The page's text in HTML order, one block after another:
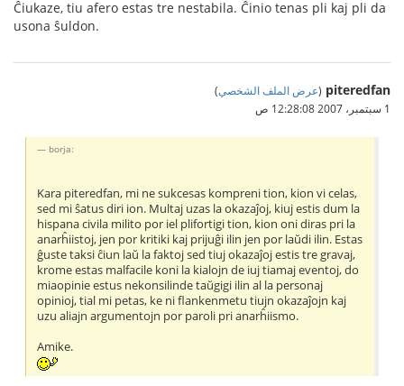
Ĉiukaze, tiu afero estas tre nestabila. Ĉinio tenas pli kaj pli da
usona ŝuldon.
piteredfan
(عرض الملف الشخصي)
1 سبتمبر، 2007 12:28:08 ص
borja:
Kara piteredfan, mi ne sukcesas kompreni tion, kion vi celas,
sed mi ŝatus diri ion. Multaj uzas la okazaĵoj, kiuj estis dum la
hispana civila milito por iel plifortigi tion, kion oni diras pri la
anarĥiistoj, jen por kritiki kaj prijuĝi ilin jen por laŭdi ilin. Estas
ĝuste taksi ĉiun laŭ la faktoj sed tiuj okazaĵoj estis tre gravaj,
krome estas malfacile koni la kialojn de iuj tiamaj eventoj, do
miaopinie estus nekonsilinde taŭgigi ilin al la personaj
opinioj, tial mi petas, ke ni flankenmetu tiujn okazaĵojn kaj
uzu aliajn argumentojn por paroli pri anarĥiismo.
Amike.